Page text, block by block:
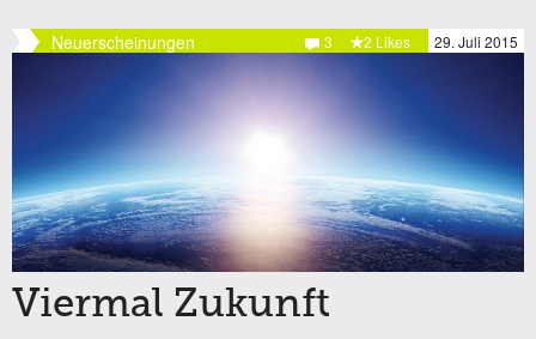
Neuerscheinungen 29. Juli 2015
2 Likes
3
Viermal Zukunft